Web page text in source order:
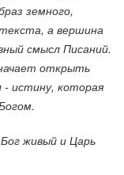
земного,
текста, а вершина
смысл Писаний.
открыть
- истину, которая
живый и Царь